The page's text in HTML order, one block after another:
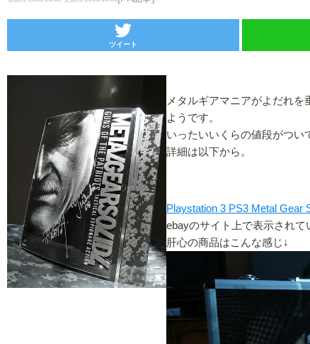
ツイート
メタルギアマニアがよだれ
ようです。
いったいいくらの値段がつい
詳細は以下から。
Playstation 3 PS3 Metal Gear
ebayのサイト上で表示されて
肝心の商品はこんな感じ↓